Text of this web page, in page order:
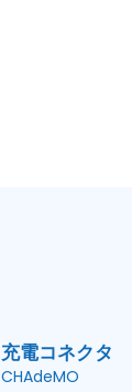
充電コネクタ
CHAdeMO